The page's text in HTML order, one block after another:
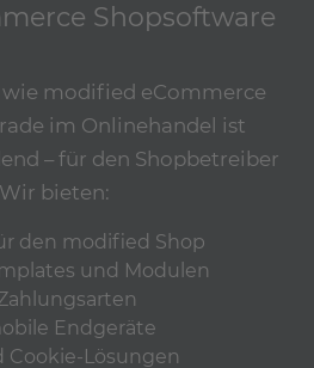
Shopsoftware
wie modified eCommerce
im Onlinehandel ist
– für den Shopbetreiber
bieten:
den modified Shop
und Modulen
Endgeräte
Cookie-Lösungen